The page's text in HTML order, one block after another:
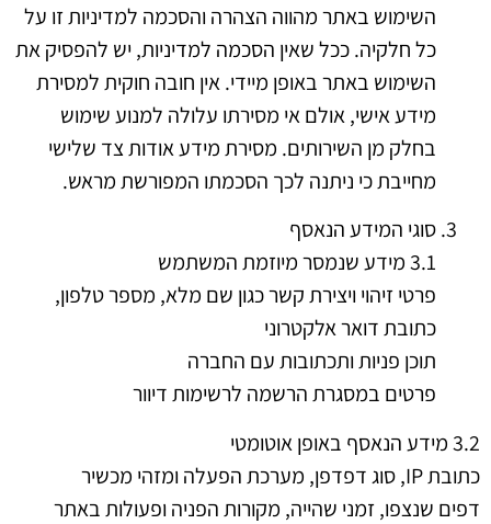
השימוש באתר מהווה הצהרה והסכמה למדיניות זו על
כל חלקיה. ככל שאין הסכמה למדיניות, יש להפסיק את
השימוש באתר באופן מיידי. אין חובה חוקית למסירת
מידע אישי, אולם אי מסירתו עלולה למנוע שימוש
בחלק מן השירותים. מסירת מידע אודות צד שלישי
מחייבת כי ניתנה לכך הסכמתו המפורשת מראש.
סוגי המידע הנאסף
3.1 מידע שנמסר מיוזמת המשתמש
פרטי זיהוי ויצירת קשר כגון שם מלא, מספר טלפון,
כתובת דואר אלקטרוני
תוכן פניות ותכתובות עם החברה
פרטים במסגרת הרשמה לרשימות דיוור
3.2 מידע הנאסף באופן אוטומטי
כתובת IP, סוג דפדפן, מערכת הפעלה ומזהי מכשיר
דפים שנצפו, זמני שהייה, מקורות הפניה ופעולות באתר